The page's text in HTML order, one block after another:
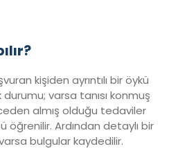
kişiden ayrıntılı bir öykü
durumu; varsa tanısı konmuş
almış olduğu tedaviler
öğrenilir. Ardından detaylı bir
bulgular kaydedilir.